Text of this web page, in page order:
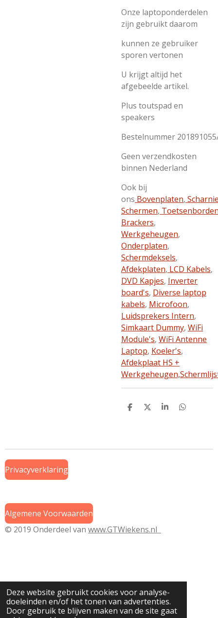
Deze website gebruikt cookies voor analyse-
doeleinden en/of het tonen van advertenties.
Door gebruik te blijven maken van de site gaat
Onze laptoponderdelen
zijn gebruikt daarom
kunnen ze gebruiker
sporen vertonen
U krijgt altijd het
afgebeelde artikel.
Plus toutspad en
speakers
Bestelnummer
Geen verzendkosten
binnen Nederland
Ook bij
ons Bovenplaten,
Schermen,
Brackers,
Werkgeheugen,
Onderplaten,
Schermdeksels,
Afdekplaten, LCD Kabels,
DVD Kapjes, Inverter
board's, Diverse laptop
kabels, Microfoon,
Luidsprekers Intern,
Simkaart Dummy, WiFi
Module's, WiFi Antenne
Laptop, Koeler's,
Afdekplaat HS +
Werkgeheugen,
D
D
S
D
Privacyverklaring
Algemene Voorwaarden
© 2019 Onderdeel van www.GTWiekens.nl